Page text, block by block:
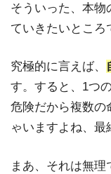
そういった、本物
ていきたいところ
究極的に言えば、
す。すると、1つ
危険だから複数
ゃいますよね、最
まあ、それは無理